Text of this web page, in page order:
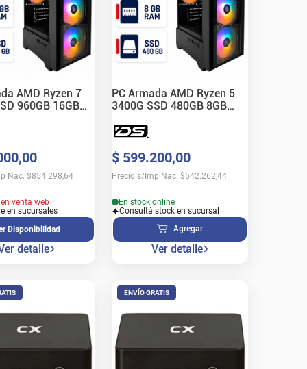
AMD Ryzen 7
960GB 16GB
,00
Nac. $854.298,64
venta web
en sucursales
Disponibilidad
detalle
PC Armada AMD Ryzen 5
3400G SSD 480GB 8GB
$ 599.200,00
Precio s/Imp Nac. $542.262,44
En stock online
Consultá stock en sucursal
Agregar
Ver detalle
ENVÍO GRATIS